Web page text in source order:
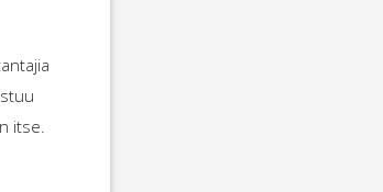
itse.